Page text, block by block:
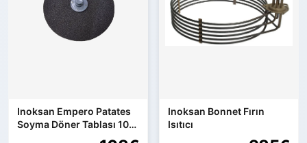
Inoksan Empero Patates
Soyma Döner Tablası 10
kg Makine Uyumlu
Inoksan Bonnet Fırın
Isıtıcı